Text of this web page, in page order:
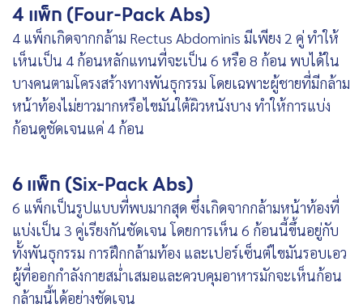
4 แพ็ก (Four-Pack Abs)
4 แพ็กเกิดจากกล้าม Rectus Abdominis มีเพียง 2 คู่ ทำให้
เห็นเป็น 4 ก้อนหลักแทนที่จะเป็น 6 หรือ 8 ก้อน พบได้ใน
บางคนตามโครงสร้างทางพันธุกรรม โดยเฉพาะผู้ชายที่มีกล้าม
หน้าท้องไม่ยาวมากหรือไขมันใต้ผิวหนังบาง ทำให้การแบ่ง
ก้อนดูชัดเจนแค่ 4 ก้อน
6 แพ็ก (Six-Pack Abs)
6 แพ็กเป็นรูปแบบที่พบมากสุด ซึ่งเกิดจากกล้ามหน้าท้องที่
แบ่งเป็น 3 คู่เรียงกันชัดเจน โดยการเห็น 6 ก้อนนี้ขึ้นอยู่กับ
ทั้งพันธุกรรม การฝึกกล้ามท้อง และเปอร์เซ็นต์ไขมันรอบเอว
ผู้ที่ออกกำลังกายสม่ำเสมอและควบคุมอาหารมักจะเห็นก้อน
กล้ามนี้ได้อย่างชัดเจน